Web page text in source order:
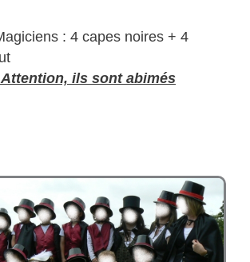
: 4 capes noires + 4
ils sont abimés